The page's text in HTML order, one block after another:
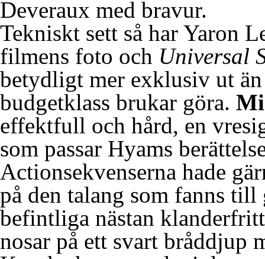
Deveraux med bravur.
Tekniskt sett så har Yaron
filmens foto och Universal
betydligt mer exklusiv ut
budgetklass brukar göra.
effektfull och hård, en
som passar Hyams
Actionsekvenserna hade
på den talang som fanns till
befintliga nästan
nosar på ett svart bråddjup